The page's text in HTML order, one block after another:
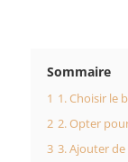
Sommaire
1 1. Choisir le
2 2. Opter
3 3. Ajouter